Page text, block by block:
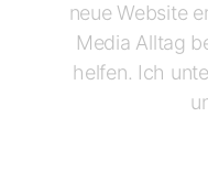
neue Website
Media Alltag
helfen. Ich